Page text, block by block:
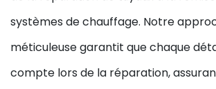
systèmes de chauffage. Notre
méticuleuse garantit que chaque
compte lors de la réparation,